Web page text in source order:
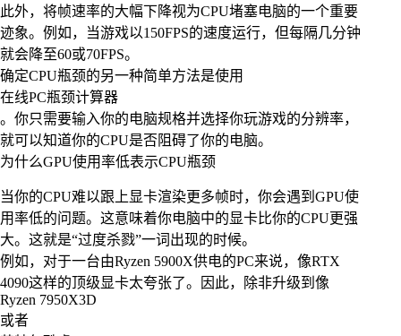
此外，将帧速率的大幅下降视为CPU堵塞电脑的一个重要
迹象。例如，当游戏以150FPS的速度运行，但每隔几分钟
就会降至60或70FPS。
确定CPU瓶颈的另一种简单方法是使用
在线PC瓶颈计算器
。你只需要输入你的电脑规格并选择你玩游戏的分辨率，
就可以知道你的CPU是否阻碍了你的电脑。
为什么GPU使用率低表示CPU瓶颈
当你的CPU难以跟上显卡渲染更多帧时，你会遇到GPU使
用率低的问题。这意味着你电脑中的显卡比你的CPU更强
大。这就是“过度杀戮”一词出现的时候。
例如，对于一台由Ryzen 5900X供电的PC来说，像RTX
4090这样的顶级显卡太夸张了。因此，除非升级到像
Ryzen 7950X3D
或者